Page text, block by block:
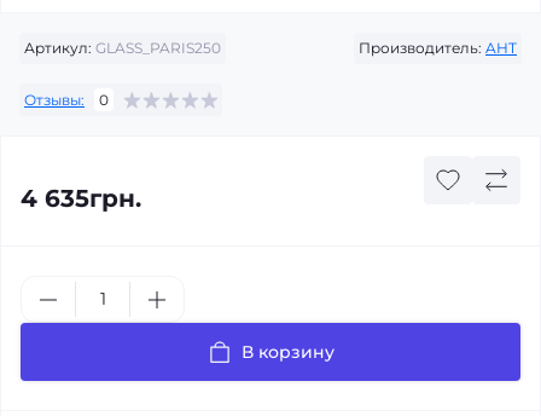
Артикул: GLASS_PARIS250 Производитель: AHT
Отзывы: 0
4 635грн.
В корзину